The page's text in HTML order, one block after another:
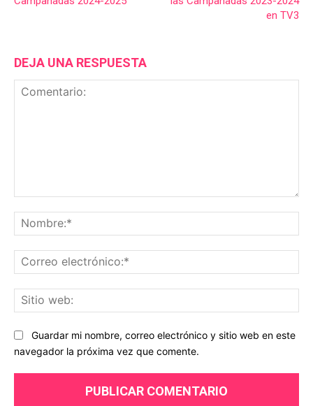
en TV3
DEJA UNA RESPUESTA
Guardar mi nombre, correo electrónico y sitio web en este
navegador la próxima vez que comente.